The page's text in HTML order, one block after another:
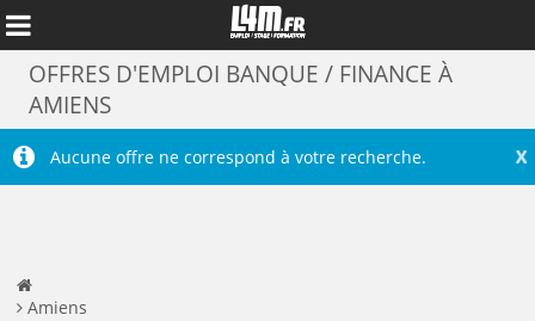
OFFRES D'EMPLOI BANQUE / FINANCE À
AMIENS
X
Aucune offre ne correspond à votre recherche.
Amiens